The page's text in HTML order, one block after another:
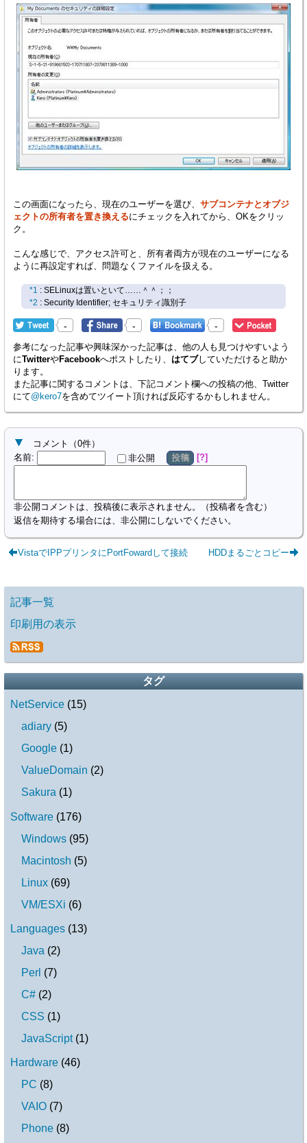
この画面になったら、現在のユーザーを選び、 サブコンテナとオブジ
ェクトの所有者を置き換えるにチェックを入れてから、OKをクリッ
ク。
こんな感じで、アクセス許可と、所有者両方が現在のユーザーになる
ように再設定すれば、問題なくファイルを扱える。
*1 : SELinuxは置いといて……＾＾；；
*2 : Security Identifier; セキュリティ識別子
- - -
参考になった記事や興味深かった記事は、他の人も見つけやすいよう
にTwitterやFacebookへポストしたり、 はてブしていただけると助か
ります。
また記事に関するコメントは、下記コメント欄への投稿の他、Twitter
にて@kero7を含めてツイート頂ければ反応するかもしれません。
コメント （0件）
名前: 非公開 投稿 ?
非公開コメントは、投稿後に表示されません。（投稿者を含む）
返信を期待する場合には、非公開にしないでください。
VistaでIPPプリンタにPortFowardして接続 HDDまるごとコピー
記事一覧
印刷用の表示
タグ
NetService (15)
adiary (5)
Google (1)
ValueDomain (2)
Sakura (1)
Software (176)
Windows (95)
Macintosh (5)
Linux (69)
VM/ESXi (6)
Languages (13)
Java (2)
Perl (7)
C# (2)
CSS (1)
JavaScript (1)
Hardware (46)
PC (8)
VAIO (7)
Phone (8)